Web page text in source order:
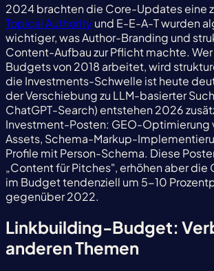
2024 brachten die Core-Updates eine
Topical Authorityund E-E-A-T wurden
wichtiger, was Author-Branding und
Content-Aufbau zur Pflicht machte.
Budgets von 2018 arbeitet, wird
die Investments-Schwelle ist heute
der Verschiebung zu LLM-basierter
ChatGPT-Search) entstehen 2026
Investment-Posten: GEO-Optimierung
Assets, Schema-Markup-
Profile mit Person-Schema. Diese
„Content für Pitches", erhöhen aber
im Budget tendenziell um 5-10
gegenüber 2022.
Linkbuilding-Budget:
anderen Themen